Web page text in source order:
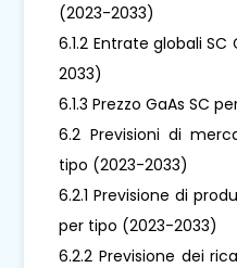
(2023-2033)
6.1.2 Entrate globali
2033)
6.1.3 Prezzo GaAs SC
6.2 Previsioni di
tipo (2023-2033)
6.2.1 Previsione di
per tipo (2023-2033)
6.2.2 Previsione dei